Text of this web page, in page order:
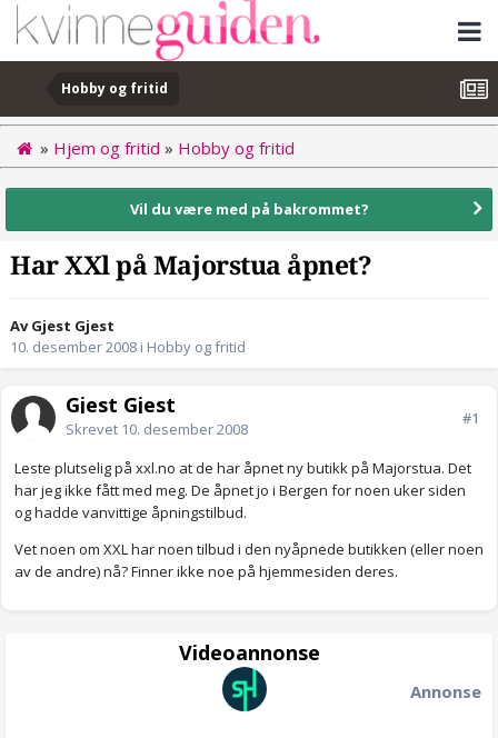
Hobby og fritid
» Hjem og fritid » Hobby og fritid
Vil du være med på bakrommet?
Har XXl på Majorstua åpnet?
Av Gjest Gjest
10. desember 2008 i Hobby og fritid
Gjest Gjest
Skrevet 10. desember 2008
#1
Leste plutselig på xxl.no at de har åpnet ny butikk på Majorstua. Det
har jeg ikke fått med meg. De åpnet jo i Bergen for noen uker siden
og hadde vanvittige åpningstilbud.
Vet noen om XXL har noen tilbud i den nyåpnede butikken (eller noen
av de andre) nå? Finner ikke noe på hjemmesiden deres.
Videoannonse
Annonse